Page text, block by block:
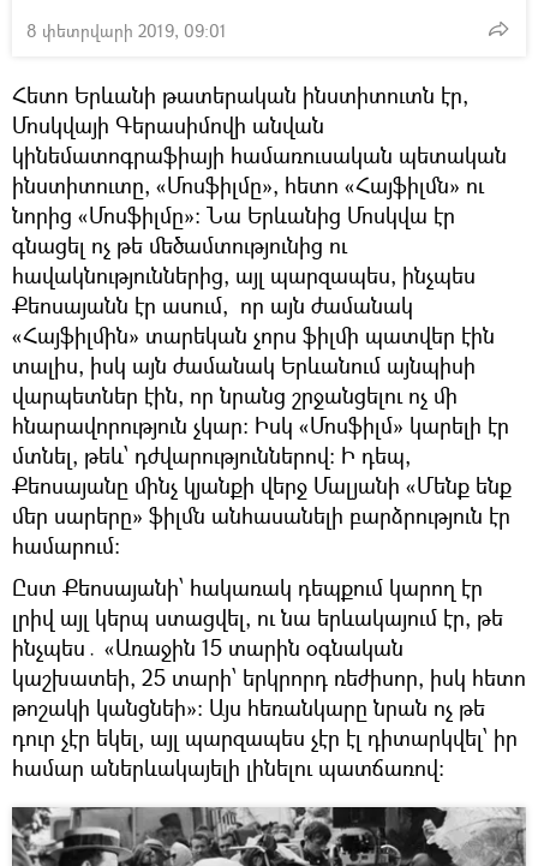
8 փետրվարի 2019, 09:01
Հետո Երևանի թատերական ինստիտուտն էր,
Մոսկվայի Գերասիմովի անվան
կինեմատոգրաֆիայի համառուսական պետական
ինստիտուտը, «Մոսֆիլմը», հետո «Հայֆիլմն» ու
նորից «Մոսֆիլմը»։ Նա Երևանից Մոսկվա էր
գնացել ոչ թե մեծամտությունից ու
հավակնություններից, այլ պարզապես, ինչպես
Քեոսայանն էր ասում, որ այն ժամանակ
«Հայֆիլմին» տարեկան չորս ֆիլմի պատվեր էին
տալիս, իսկ այն ժամանակ Երևանում այնպիսի
վարպետներ էին, որ նրանց շրջանցելու ոչ մի
հնարավորություն չկար։ Իսկ «Մոսֆիլմ» կարելի էր
մտնել, թեև՝ դժվարություններով։ Ի դեպ,
Քեոսայանը մինչ կյանքի վերջ Մալյանի «Մենք ենք
մեր սարերը» ֆիլմն անհասանելի բարձրություն էր
համարում։
Ըստ Քեոսայանի՝ հակառակ դեպքում կարող էր
լրիվ այլ կերպ ստացվել, ու նա երևակայում էր, թե
ինչպես․ «Առաջին 15 տարին օգնական
կաշխատեի, 25 տարի՝ երկրորդ ռեժիսոր, իսկ հետո
թոշակի կանցնեի»։ Այս հեռանկարը նրան ոչ թե
դուր չէր եկել, այլ պարզապես չէր էլ դիտարկվել՝ իր
համար աներևակայելի լինելու պատճառով։